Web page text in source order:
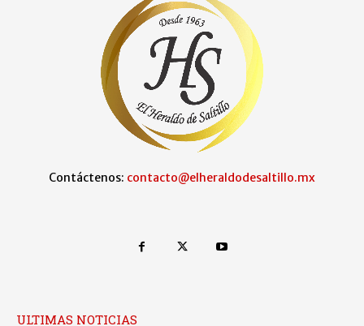
Contáctenos: contacto@elheraldodesaltillo.mx
ULTIMAS NOTICIAS